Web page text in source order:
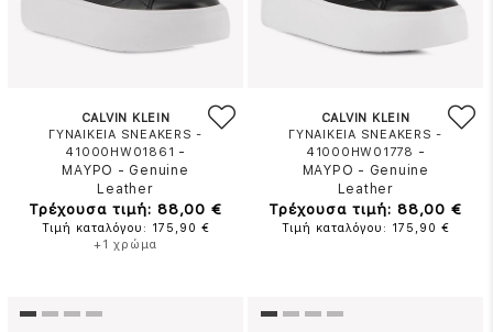
CALVIN KLEIN
ΓΥΝΑΙΚΕΙΑ SNEAKERS -
41000HW01861 -
ΜΑΥΡΟ - Genuine
Leather
Τρέχουσα τιμή: 88,00 €
Τιμή καταλόγου: 175,90 €
+1 χρώμα
CALVIN KLEIN
ΓΥΝΑΙΚΕΙΑ SNEAKERS -
41000HW01778 -
ΜΑΥΡΟ - Genuine
Leather
Τρέχουσα τιμή: 88,00 €
Τιμή καταλόγου: 175,90 €